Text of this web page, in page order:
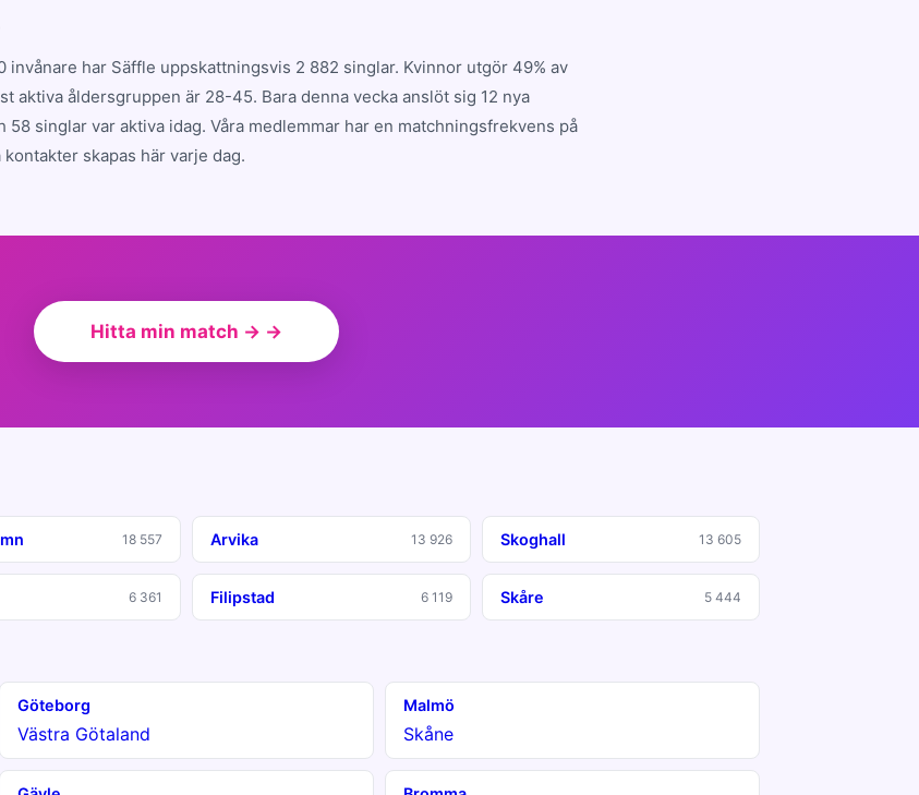
invånare har Säffle uppskattningsvis 2 882 singlar. Kvinnor utgör 49% av
aktiva åldersgruppen är 28-45. Bara denna vecka anslöt sig 12 nya
58 singlar var aktiva idag. Våra medlemmar har en matchningsfrekvens på
skapas här varje dag.
Hitta min match → →
18 557 Arvika 13 926 Skoghall 13 605
6 361 Filipstad 6 119 Skåre 5 444
Göteborg
Västra Götaland
Malmö
Skåne